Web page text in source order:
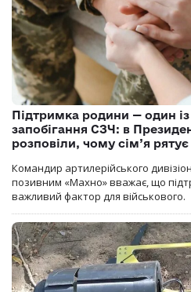
Підтримка родини — один
запобігання СЗЧ: в
розповіли, чому сім’я
Командир артилерійського
позивним «Махно» вважає, що
важливий фактор для військового.